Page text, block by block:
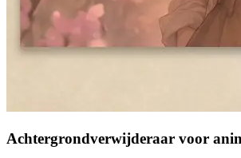
Achtergrondverwijderaar voor